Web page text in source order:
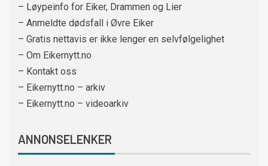
– Løypeinfo for Eiker, Drammen og Lier
– Anmeldte dødsfall i Øvre Eiker
– Gratis nettavis er ikke lenger en selvfølgelighet
– Om Eikernytt.no
– Kontakt oss
– Eikernytt.no – arkiv
– Eikernytt.no – videoarkiv
ANNONSELENKER